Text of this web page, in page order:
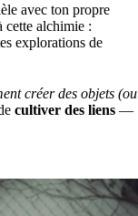
avec ton propre
cette alchimie :
explorations de
créer des objets (ou
cultiver des liens —